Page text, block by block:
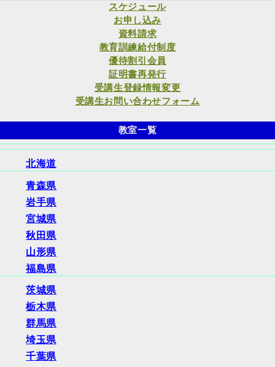
スケジュール
お申し込み
資料請求
教育訓練給付制度
優待割引会員
証明書再発行
受講生登録情報変更
受講生お問い合わせフォーム
教室一覧
北海道
青森県
岩手県
宮城県
秋田県
山形県
福島県
茨城県
栃木県
群馬県
埼玉県
千葉県